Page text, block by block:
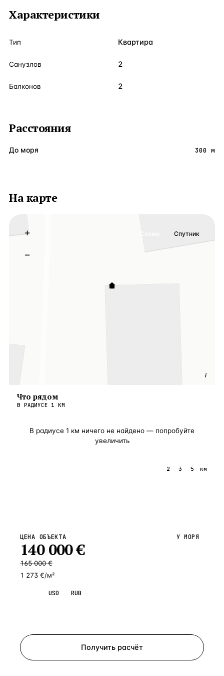
Характеристики
Тип Квартира
Санузлов 2
Балконов 2
Расстояния
До моря 300 м
На карте
i
+
−
Схема Спутник
Что рядом
В РАДИУСЕ 1 КМ
В радиусе 1 км ничего не найдено — попробуйте
увеличить
2 3 5 км
ЦЕНА ОБЪЕКТА
140 000€
165 000 €
1 273 €/м²
У МОРЯ
USD RUB
Получить расчёт